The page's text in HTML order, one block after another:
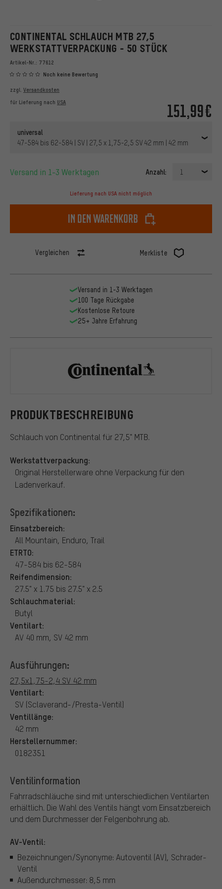
CONTINENTAL SCHLAUCH MTB 27,5
WERKSTATTVERPACKUNG - 50 STÜCK
Artikel-Nr.: 77612
Noch keine Bewertung
151,99€
zzgl. Versandkosten
für Lieferung nach USA
universal
47-584 bis 62-584 | SV | 27,5 x 1,75-2,5 SV 42 mm | 42 mm
Versand in 1-3 Werktagen Anzahl: 1
Lieferung nach USA nicht möglich
In den Warenkorb
Vergleichen Merkliste
PRODUKTBESCHREIBUNG
Schlauch von Continental für 27,5" MTB.
Werkstattverpackung:
Original Herstellerware ohne Verpackung für den
Ladenverkauf.
Spezifikationen:
Einsatzbereich:
All Mountain, Enduro, Trail
ETRTO:
47-584 bis 62-584
Reifendimension:
27.5" x 1.75 bis 27.5" x 2.5
Schlauchmaterial:
Butyl
Ventilart:
AV 40 mm, SV 42 mm
Ausführungen:
27,5x1,75-2,4 SV 42 mm
Ventilart:
SV (Sclaverand-/Presta-Ventil)
Ventillänge:
42 mm
Herstellernummer:
0182351
Ventilinformation
Fahrradschläuche sind mit unterschiedlichen Ventilarten
erhältlich. Die Wahl des Ventils hängt vom Einsatzbereich
und dem Durchmesser der Felgenbohrung ab.
AV-Ventil:
Bezeichnungen/Synonyme: Autoventil (AV), Schrader-
Ventil
Außendurchmesser: 8,5 mm
Versand in 1-3 Werktagen
100 Tage Rückgabe
Kostenlose Retoure
25+ Jahre Erfahrung